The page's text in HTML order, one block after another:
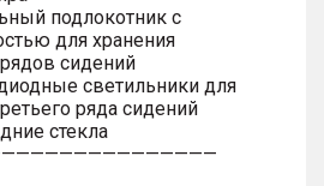
подлокотник с
для хранения
сидений
светильники для
ряда сидений
стекла